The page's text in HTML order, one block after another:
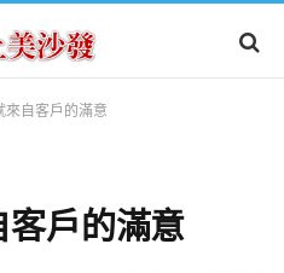
來自客戶的滿意
戶的滿意